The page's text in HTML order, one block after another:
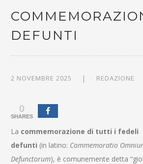
DEFUNTI
2 NOVEMBRE 2025 REDAZIONE
0
SHARES
La commemorazione di tutti i fedeli
defunti (in latino: Commemoratio
Defunctorum), è comunemente detta